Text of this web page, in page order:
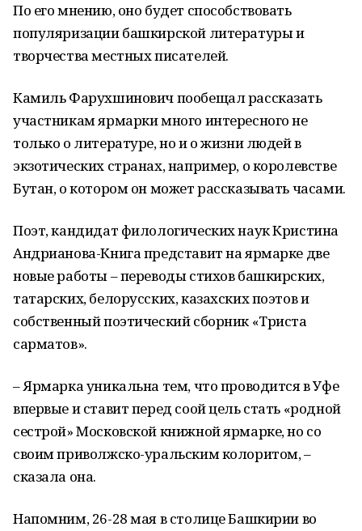
По его мнению, оно будет способствовать
популяризации башкирской литературы и
творчества местных писателей.
Камиль Фарухшинович пообещал рассказать
участникам ярмарки много интересного не
только о литературе, но и о жизни людей в
экзотических странах, например, о королевстве
Бутан, о котором он может рассказывать часами.
Поэт, кандидат филологических наук Кристина
Андрианова-Книга представит на ярмарке две
новые работы – переводы стихов башкирских,
татарских, белорусских, казахских поэтов и
собственный поэтический сборник «Триста
сарматов».
– Ярмарка уникальна тем, что проводится в Уфе
впервые и ставит перед соой цель стать «родной
сестрой» Московской книжной ярмарке, но со
своим приволжско-уральским колоритом, –
сказала она.
Напомним, 26-28 мая в столице Башкирии во